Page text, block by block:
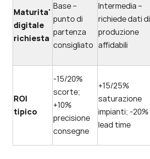
Maturita'
digitale
richiesta
Base –
punto di
partenza
consigliato
Intermedia –
richiede dati di
produzione
affidabili
ROI
tipico
-15/20%
scorte;
+10%
precisione
consegne
+15/25%
saturazione
impianti; -20%
lead time